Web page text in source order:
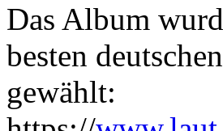
Das Album
besten
gewählt: